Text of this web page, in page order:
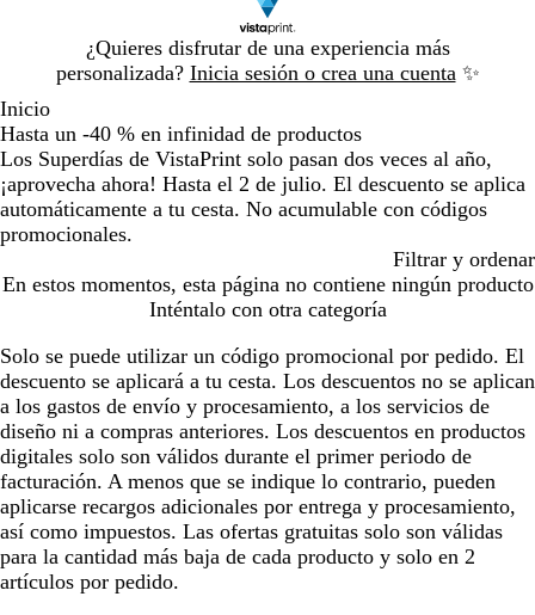
¿Quieres disfrutar de una experiencia más
personalizada? Inicia sesión o crea una cuenta ✨
1
Inicio
Hasta un -40 % en infinidad de productos
Los Superdías de VistaPrint solo pasan dos veces al año,
¡aprovecha ahora! Hasta el 2 de julio. El descuento se aplica
automáticamente a tu cesta. No acumulable con códigos
promocionales.
Filtrar y ordenar
En estos momentos, esta página no contiene ningún producto
Inténtalo con otra categoría
Solo se puede utilizar un código promocional por pedido. El
descuento se aplicará a tu cesta. Los descuentos no se aplican
a los gastos de envío y procesamiento, a los servicios de
diseño ni a compras anteriores. Los descuentos en productos
digitales solo son válidos durante el primer periodo de
facturación. A menos que se indique lo contrario, pueden
aplicarse recargos adicionales por entrega y procesamiento,
así como impuestos. Las ofertas gratuitas solo son válidas
para la cantidad más baja de cada producto y solo en 2
artículos por pedido.